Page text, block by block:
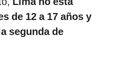
de 12 a 17 años y
segunda de